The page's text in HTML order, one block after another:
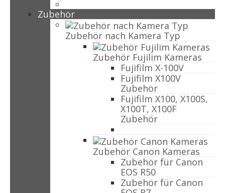
Zubehör
Zubehör nach Kamera Typ
Zubehör Fujilim Kameras
Fujifilm X-100V
Fujifilm X100V
Zubehör
Fujifilm X100, X100S,
X100T, X100F
Zubehör
Zubehör Canon Kameras
Zubehör für Canon
EOS R50
Zubehör für Canon